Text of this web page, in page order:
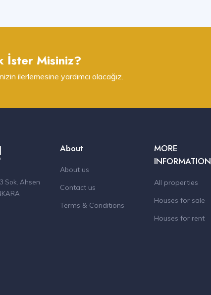
İster Misiniz?
ilerlemesine yardımcı olacağız.
Sok. Ahsen
About
About us
Contact us
Terms & Conditions
MORE
INFORMATION
All properties
Houses for sale
Houses for rent